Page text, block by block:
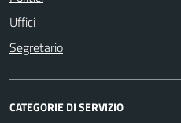
Uffici
Segretario
CATEGORIE DI SERVIZIO